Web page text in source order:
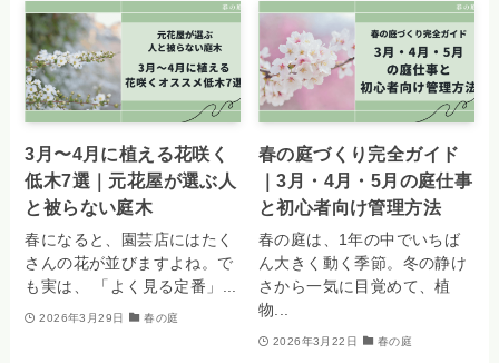
3月〜4月に植える花咲く
低木7選｜元花屋が選ぶ人
と被らない庭木
春になると、園芸店にはたく
さんの花が並びますよね。で
も実は、 「よく見る定番」...
2026年3月29日 春の庭
春の庭づくり完全ガイド
｜3月・4月・5月の庭仕事
と初心者向け管理方法
春の庭は、1年の中でいちば
ん大きく動く季節。冬の静け
さから一気に目覚めて、植
物...
2026年3月22日 春の庭